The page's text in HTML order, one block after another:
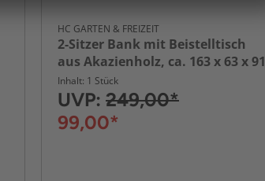
HC GARTEN & FREIZEIT
2-Sitzer Bank mit Beistelltisch
aus Akazienholz, ca. 163 x 63 x 91
cm - Braun
Inhalt: 1 Stück
UVP: 249,00*
99,00*